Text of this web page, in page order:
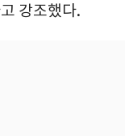
강조했다.